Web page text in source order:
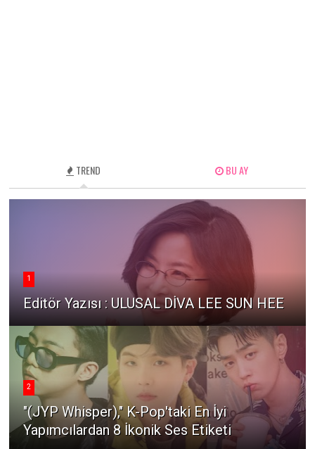
TREND BU AY
1
Editör Yazısı : ULUSAL DİVA LEE SUN HEE
2
"(JYP Whisper)," K-Pop'taki En İyi
Yapımcılardan 8 İkonik Ses Etiketi